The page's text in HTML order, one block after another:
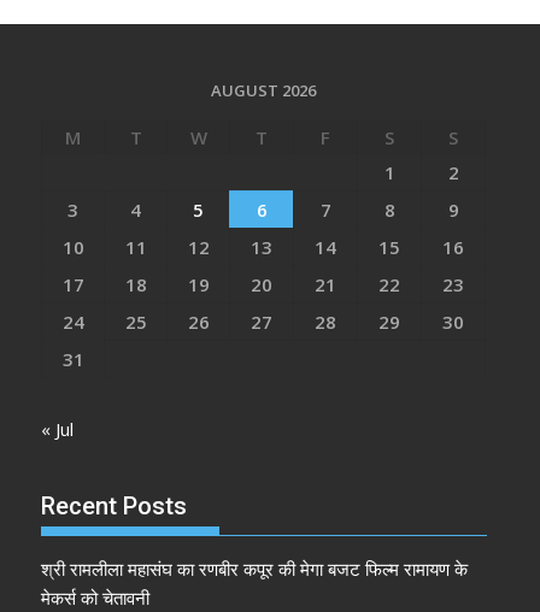
AUGUST 2026
M T W T F S
S
1
2
3
4 5 6 7 8
9
10
11 12 13 14 15
16
17
18 19 20 21 22
23
24
25 26 27 28 29
30
31
« Jul
Recent Posts
श्री रामलीला महासंघ का रणबीर कपूर की मेगा बजट फिल्म रामायण के
मेकर्स को चेतावनी